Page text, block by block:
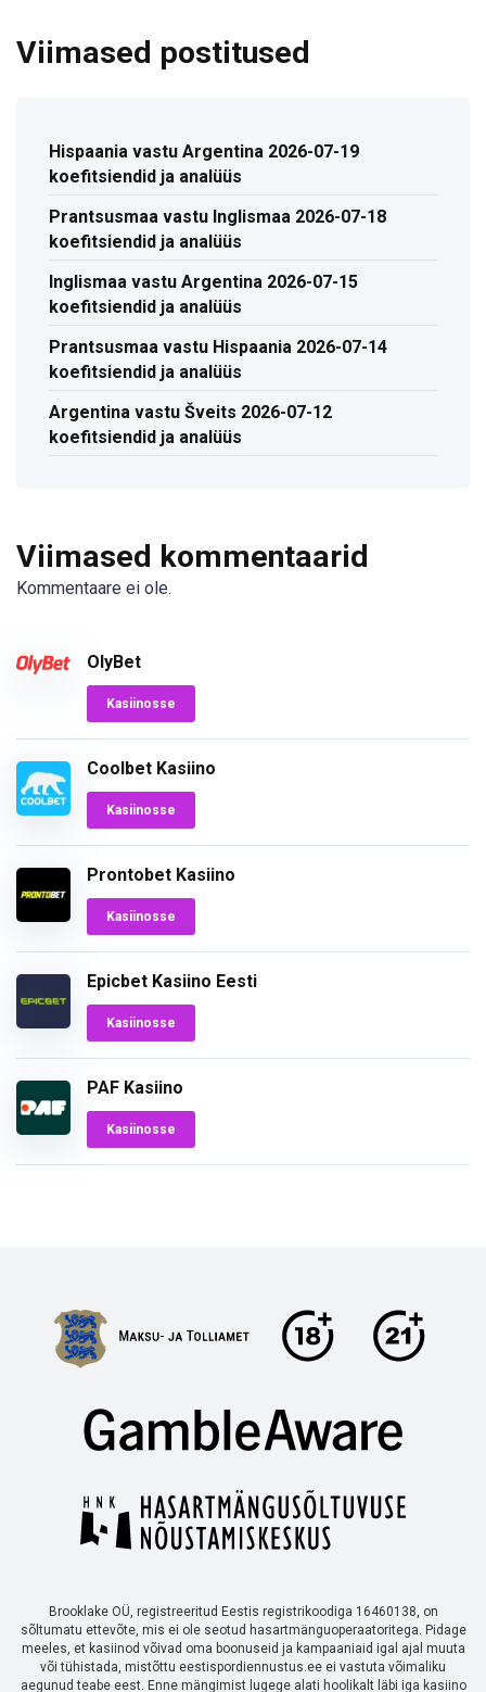
Viimased postitused
Hispaania vastu Argentina 2026-07-19
koefitsiendid ja analüüs
Prantsusmaa vastu Inglismaa 2026-07-18
koefitsiendid ja analüüs
Inglismaa vastu Argentina 2026-07-15
koefitsiendid ja analüüs
Prantsusmaa vastu Hispaania 2026-07-14
koefitsiendid ja analüüs
Argentina vastu Šveits 2026-07-12
koefitsiendid ja analüüs
Viimased kommentaarid
Kommentaare ei ole.
OlyBet
Kasiinosse
Coolbet Kasiino
Kasiinosse
Prontobet Kasiino
Kasiinosse
Epicbet Kasiino Eesti
Kasiinosse
PAF Kasiino
Kasiinosse
Brooklake OÜ, registreeritud Eestis registrikoodiga 16460138, on
sõltumatu ettevõte, mis ei ole seotud hasartmänguoperaatoritega. Pidage
meeles, et kasiinod võivad oma boonuseid ja kampaaniaid igal ajal muuta
või tühistada, mistõttu eestispordiennustus.ee ei vastuta võimaliku
aegunud teabe eest. Enne mängimist lugege alati hoolikalt läbi iga kasiino